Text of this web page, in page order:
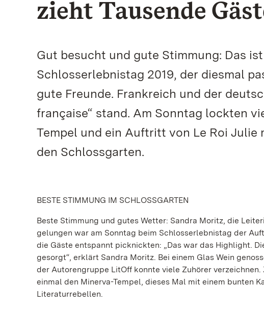
zieht Tausende
Gut besucht und gute Stimmung: Das
Schlosserlebnistag 2019, der diesmal
gute Freunde. Frankreich und der
française“ stand. Am Sonntag lockten
Tempel und ein Auftritt von Le Roi Julie
den Schlossgarten.
BESTE STIMMUNG IM SCHLOSSGARTEN
Beste Stimmung und gutes Wetter: Sandra Moritz, die
gelungen war am Sonntag beim Schlosserlebnistag der
die Gäste entspannt picknickten: „Das war das Highlight.
gesorgt“, erklärt Sandra Moritz. Bei einem Glas Wein
der Autorengruppe LitOff konnte viele Zuhörer
einmal den Minerva-Tempel, dieses Mal mit einem bunten
Literaturrebellen.